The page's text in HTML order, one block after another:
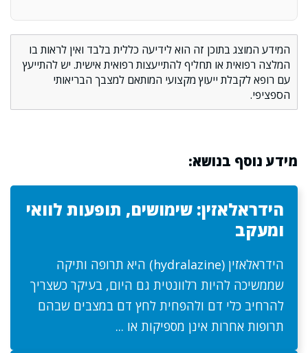
המידע המוצג בתוכן זה הוא לידיעה כללית בלבד ואין לראות בו
המלצה רפואית או תחליף להתייעצות רפואית אישית. יש להתייעץ
עם רופא לקבלת ייעוץ מקצועי המותאם למצבך הבריאותי
הספציפי.
מידע נוסף בנושא:
הידראלאזין: שימושים, תופעות לוואי
ומעקב
הידראלאזין (hydralazine) היא תרופה ותיקה
שממשיכה להיות רלוונטית גם היום, בעיקר כשצריך
להרחיב כלי דם ולהפחית לחץ דם במצבים שבהם
תרופות אחרות אינן מספיקות או ...